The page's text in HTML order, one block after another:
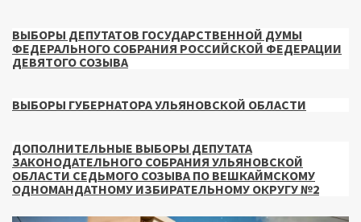
ВЫБОРЫ ДЕПУТАТОВ ГОСУДАРСТВЕННОЙ ДУМЫ
ФЕДЕРАЛЬНОГО СОБРАНИЯ РОССИЙСКОЙ ФЕДЕРАЦИИ
ДЕВЯТОГО СОЗЫВА
ВЫБОРЫ ГУБЕРНАТОРА УЛЬЯНОВСКОЙ ОБЛАСТИ
ДОПОЛНИТЕЛЬНЫЕ ВЫБОРЫ ДЕПУТАТА
ЗАКОНОДАТЕЛЬНОГО СОБРАНИЯ УЛЬЯНОВСКОЙ
ОБЛАСТИ СЕДЬМОГО СОЗЫВА ПО ВЕШКАЙМСКОМУ
ОДНОМАНДАТНОМУ ИЗБИРАТЕЛЬНОМУ ОКРУГУ №2